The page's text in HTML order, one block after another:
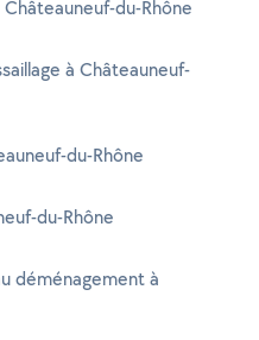
du-Rhône
à Châteauneuf-
du-Rhône
du-Rhône
déménagement à